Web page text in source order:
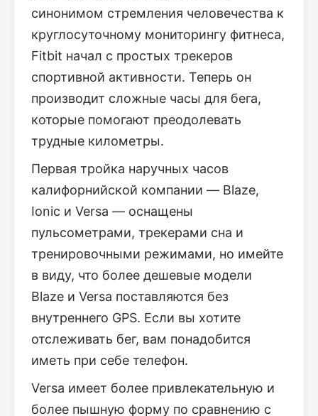
синонимом стремления человечества к
круглосуточному мониторингу фитнеса,
Fitbit начал с простых трекеров
спортивной активности. Теперь он
производит сложные часы для бега,
которые помогают преодолевать
трудные километры.
Первая тройка наручных часов
калифорнийской компании — Blaze,
Ionic и Versa — оснащены
пульсометрами, трекерами сна и
тренировочными режимами, но имейте
в виду, что более дешевые модели
Blaze и Versa поставляются без
внутреннего GPS. Если вы хотите
отслеживать бег, вам понадобится
иметь при себе телефон.
Versa имеет более привлекательную и
более пышную форму по сравнению с